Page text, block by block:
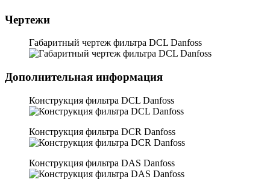
Чертежи
Габаритный чертеж фильтра DCL Danfoss
Дополнительная информация
Конструкция фильтра DCL Danfoss
Конструкция фильтра DCR Danfoss
Конструкция фильтра DAS Danfoss